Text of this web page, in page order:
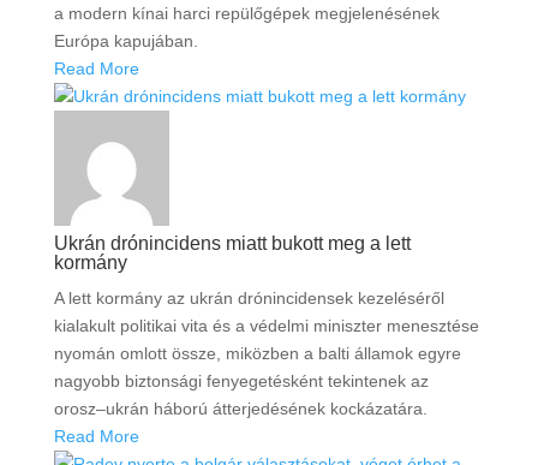
a modern kínai harci repülőgépek megjelenésének
Európa kapujában.
Read More
Ukrán drónincidens miatt bukott meg a lett
kormány
A lett kormány az ukrán drónincidensek kezeléséről
kialakult politikai vita és a védelmi miniszter menesztése
nyomán omlott össze, miközben a balti államok egyre
nagyobb biztonsági fenyegetésként tekintenek az
orosz–ukrán háború átterjedésének kockázatára.
Read More